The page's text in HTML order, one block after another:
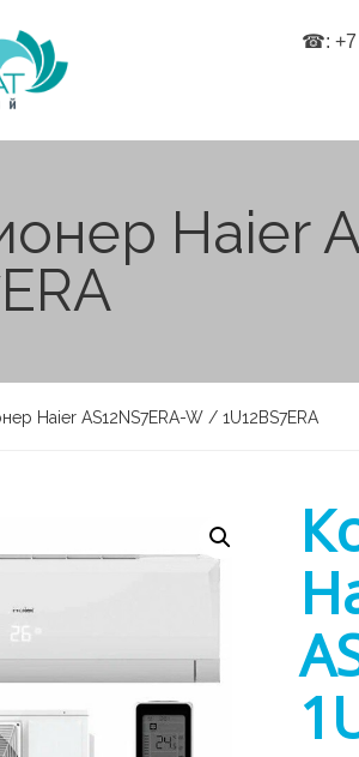
☎: +7
Haier
Haier AS12NS7ERA-W / 1U12BS7ERA